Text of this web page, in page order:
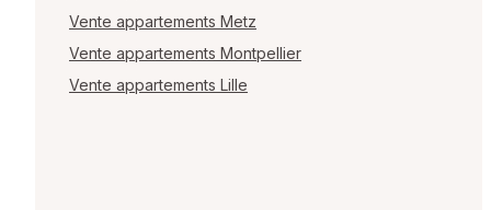
Vente appartements Metz
Vente appartements Montpellier
Vente appartements Lille